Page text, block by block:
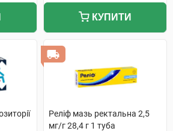
КУПИТИ
Реліф мазь ректальна 2,5
мг/г 28,4 г 1 туба